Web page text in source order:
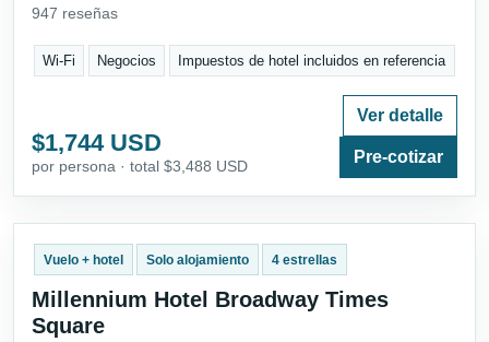
947 reseñas
Wi-Fi Negocios Impuestos de hotel incluidos en referencia
$1,744 USD
por persona · total $3,488 USD
Ver detalle
Pre-cotizar
Vuelo + hotel Solo alojamiento 4 estrellas
Millennium Hotel Broadway Times
Square